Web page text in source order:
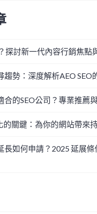
探討新一代內容行銷焦點
趨勢：深度解析AEO SEO
合的SEO公司？專業推薦
的關鍵：為你的網站帶來
長如何申請？2025 延展